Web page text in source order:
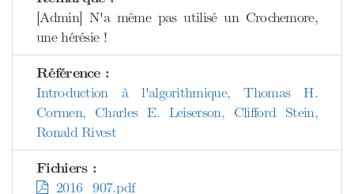
[Admin] N'a même pas utilisé un Crochemore,
une hérésie !
Référence :
Introduction à l'algorithmique, Thomas H.
Cormen, Charles E. Leiserson, Clifford Stein,
Ronald Rivest
Fichiers :
2016_907.pdf